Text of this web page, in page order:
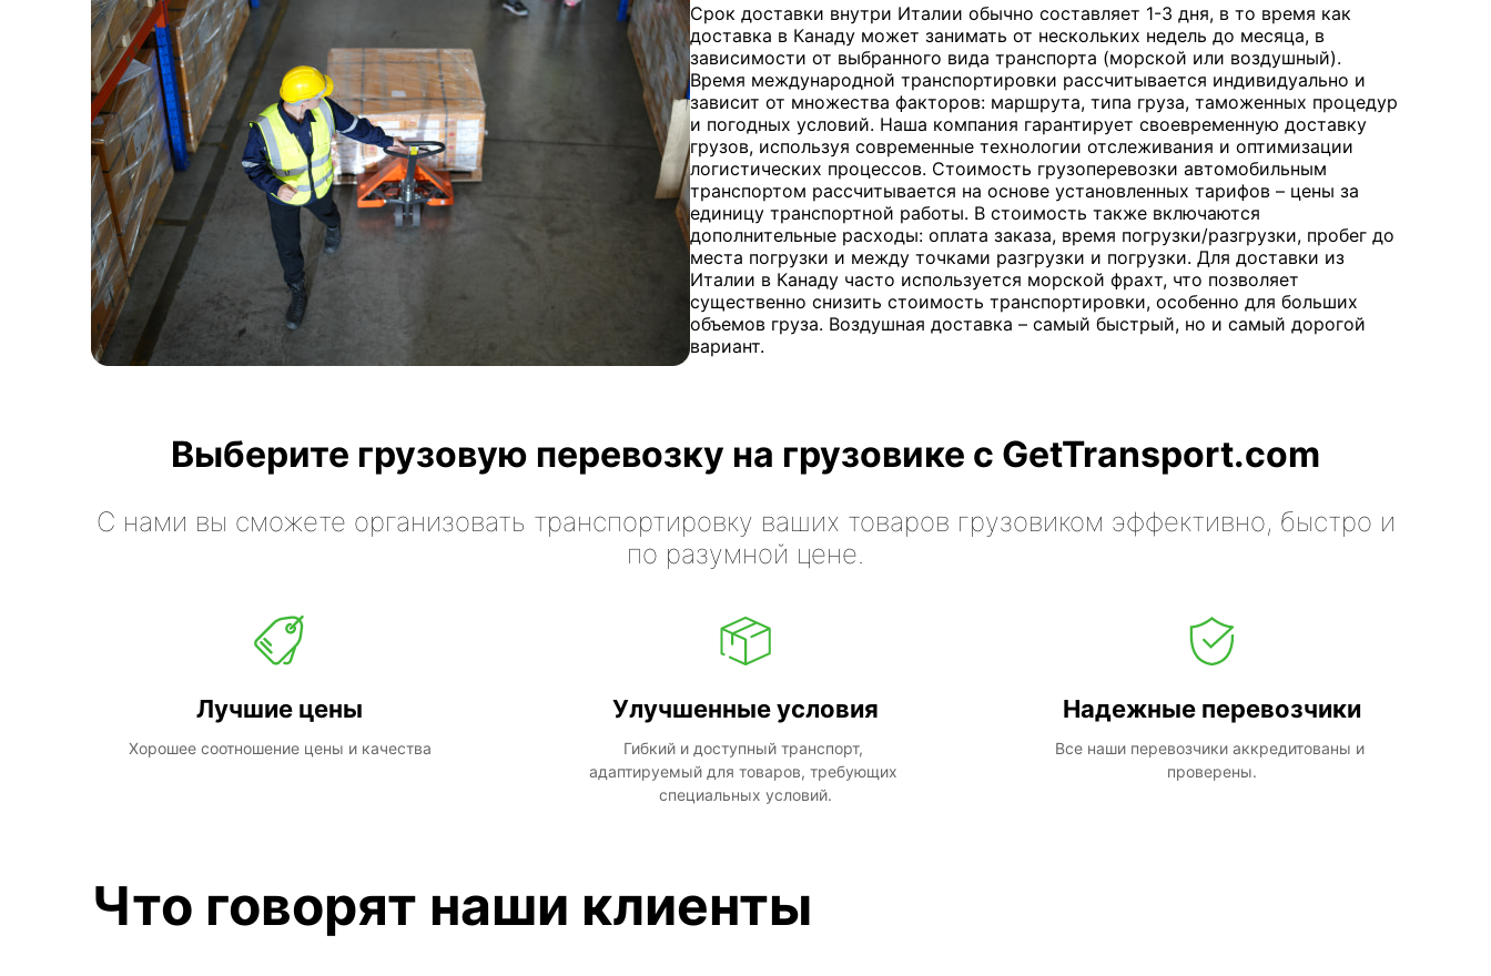
Срок доставки внутри Италии обычно составляет 1-3 дня, в то время как
доставка в Канаду может занимать от нескольких недель до месяца, в
зависимости от выбранного вида транспорта (морской или воздушный).
Время международной транспортировки рассчитывается индивидуально и
зависит от множества факторов: маршрута, типа груза, таможенных процедур
и погодных условий. Наша компания гарантирует своевременную доставку
грузов, используя современные технологии отслеживания и оптимизации
логистических процессов. Стоимость грузоперевозки автомобильным
транспортом рассчитывается на основе установленных тарифов – цены за
единицу транспортной работы. В стоимость также включаются
дополнительные расходы: оплата заказа, время погрузки/разгрузки, пробег до
места погрузки и между точками разгрузки и погрузки. Для доставки из
Италии в Канаду часто используется морской фрахт, что позволяет
существенно снизить стоимость транспортировки, особенно для больших
объемов груза. Воздушная доставка – самый быстрый, но и самый дорогой
вариант.
Выберите грузовую перевозку на грузовике с GetTransport.com
С нами вы сможете организовать транспортировку ваших товаров грузовиком эффективно, быстро и
по разумной цене.
Лучшие цены
Хорошее соотношение цены и качества
Улучшенные условия
Гибкий и доступный транспорт,
адаптируемый для товаров, требующих
специальных условий.
Надежные перевозчики
Все наши перевозчики аккредитованы и
проверены.
Что говорят наши клиенты